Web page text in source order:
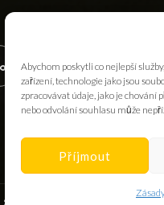
Abychom poskytli co nejlepší
zařízení, technologie jako jsou
zpracovávat údaje, jako je chování
nebo odvolání souhlasu může
Příjmout
SIGMA FOTO,